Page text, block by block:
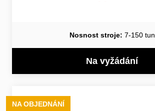
Nosnost stroje: 7-150 tun
Na vyžádání
NA OBJEDNÁNÍ